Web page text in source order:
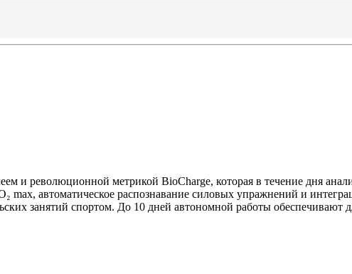
и революционной метрикой BioCharge, которая в течение дня
max, автоматическое распознавание силовых упражнений и
занятий спортом. До 10 дней автономной работы обеспечивают